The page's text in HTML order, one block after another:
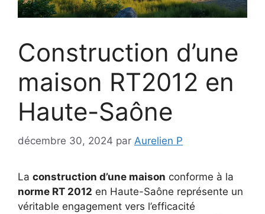
Construction d’une
maison RT2012 en
Haute-Saône
décembre 30, 2024 par Aurelien P
La construction d’une maison conforme à la
norme RT 2012 en Haute-Saône représente un
véritable engagement vers l’efficacité